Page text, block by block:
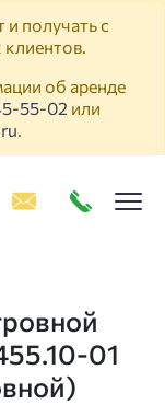
получать с
об аренде
55-02 или
.
01